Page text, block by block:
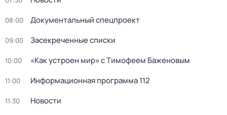
08:00 Документальный спецпроект
09:00 Заcекрeченные списки
10:00 «Как устроен мир» с Тимофеем Баженовым
11:00 Информационная программа 112
11:30 Новости